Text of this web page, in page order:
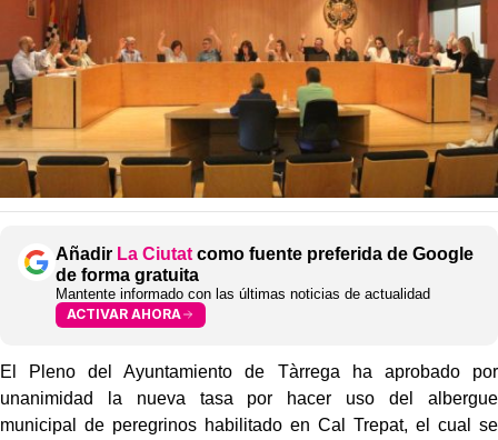
Añadir La Ciutat como fuente preferida de Google
de forma gratuita
Mantente informado con las últimas noticias de actualidad
ACTIVAR AHORA
El Pleno del Ayuntamiento de Tàrrega ha aprobado por
unanimidad la nueva tasa por hacer uso del albergue
municipal de peregrinos habilitado en Cal Trepat, el cual se